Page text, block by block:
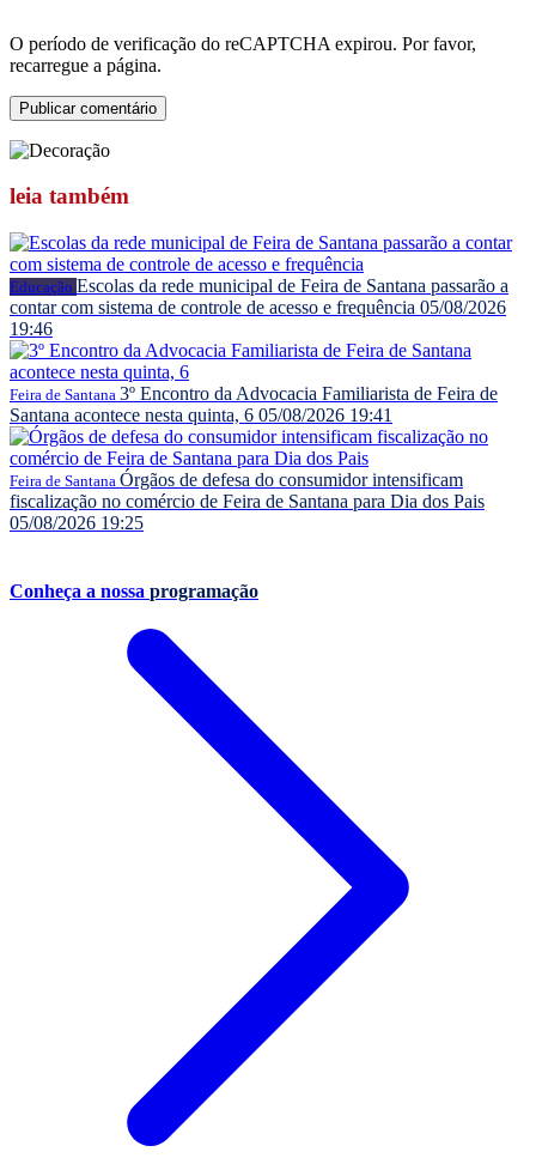
O período de verificação do reCAPTCHA expirou. Por favor,
recarregue a página.
leia também
Educação Escolas da rede municipal de Feira de Santana passarão a
contar com sistema de controle de acesso e frequência 05/08/2026
19:46
Feira de Santana 3º Encontro da Advocacia Familiarista de Feira de
Santana acontece nesta quinta, 6 05/08/2026 19:41
Feira de Santana Órgãos de defesa do consumidor intensificam
fiscalização no comércio de Feira de Santana para Dia dos Pais
05/08/2026 19:25
Conheça a nossa programação